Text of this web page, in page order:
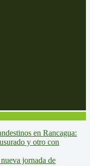
en Rancagua:
y otro con
jornada de